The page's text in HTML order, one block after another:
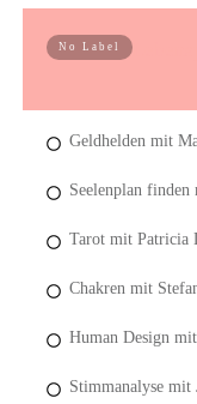
No Label
Geldhelden mit
Seelenplan
Tarot mit Patricia
Chakren mit
Human Design
Stimmanalyse mit